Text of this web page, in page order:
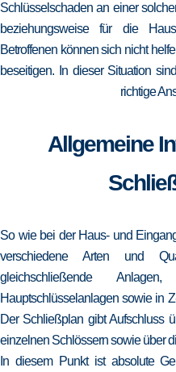
Schlüsselschaden an einer
beziehungsweise für die
Betroffenen können sich nicht
beseitigen. In dieser Situation
richtige
Allgemeine
So wie bei der Haus- und
verschiedene Arten und
gleichschließende
Hauptschlüsselanlagen sowie in
Der Schließplan gibt Aufschluss
einzelnen Schlössern sowie über
In diesem Punkt ist absolute